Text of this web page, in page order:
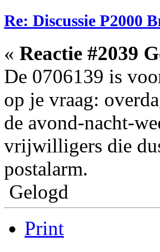
Re: Discussie P2000
« Reactie #2039
De 0706139 is
op je vraag:
de avond-nacht-
vrijwilligers die
postalarm.
Gelogd
Print